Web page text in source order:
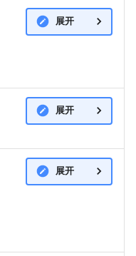
展开
展开
展开